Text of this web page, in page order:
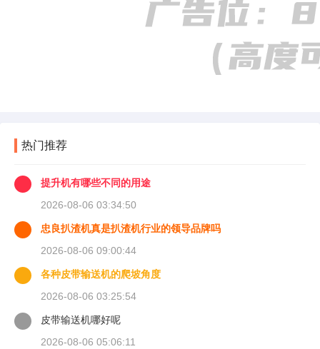
热门推荐
提升机有哪些不同的用途
2026-08-06 03:34:50
忠良扒渣机真是扒渣机行业的领导品牌吗
2026-08-06 09:00:44
各种皮带输送机的爬坡角度
2026-08-06 03:25:54
皮带输送机哪好呢
2026-08-06 05:06:11